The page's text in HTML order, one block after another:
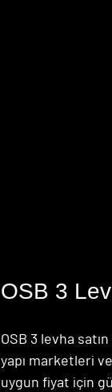
OSB 3
OSB 3 levha
yapı marketleri
uygun fiyat için